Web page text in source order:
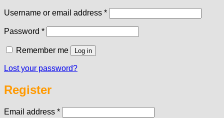
Username or email address *Required
Password *Required
Remember me Log in
Lost your password?
Register
Email address *Required